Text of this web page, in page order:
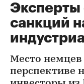
Эксперты
санкций
Место немцев
перспективе